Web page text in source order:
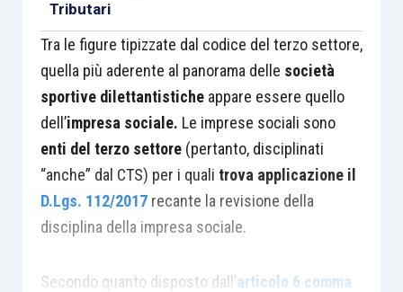
Tributari
Tra le figure tipizzate dal codice del terzo settore,
quella più aderente al panorama delle società
sportive dilettantisticheappare essere quello
dell’impresa sociale. Le imprese sociali sono
enti del terzo settore(pertanto, disciplinati
“anche” dal CTS) per i quali trova applicazione il
D.Lgs. 112/2017recante la revisione della
disciplina della impresa sociale.
Secondo quanto disposto dall’articolo 6 comma